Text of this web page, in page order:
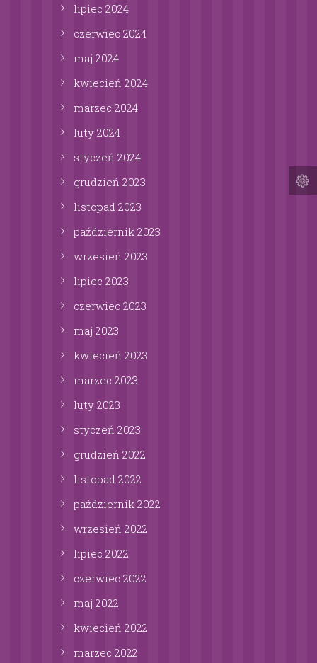
lipiec 2024
czerwiec 2024
maj 2024
kwiecień 2024
marzec 2024
luty 2024
styczeń 2024
grudzień 2023
listopad 2023
październik 2023
wrzesień 2023
lipiec 2023
czerwiec 2023
maj 2023
kwiecień 2023
marzec 2023
luty 2023
styczeń 2023
grudzień 2022
listopad 2022
październik 2022
wrzesień 2022
lipiec 2022
czerwiec 2022
maj 2022
kwiecień 2022
marzec 2022